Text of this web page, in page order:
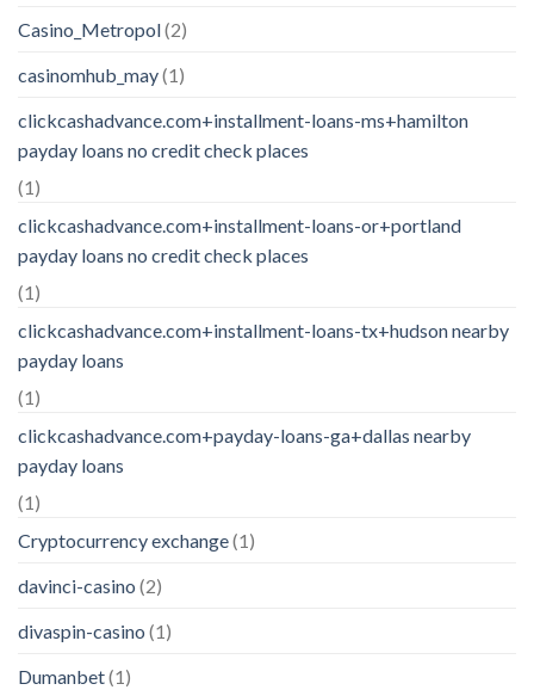
Casino_Metropol(2)
casinomhub_may(1)
clickcashadvance.com+installment-loans-ms+hamilton
payday loans no credit check places
(1)
clickcashadvance.com+installment-loans-or+portland
payday loans no credit check places
(1)
clickcashadvance.com+installment-loans-tx+hudson nearby
payday loans
(1)
clickcashadvance.com+payday-loans-ga+dallas nearby
payday loans
(1)
Cryptocurrency exchange(1)
davinci-casino (2)
divaspin-casino (1)
Dumanbet(1)